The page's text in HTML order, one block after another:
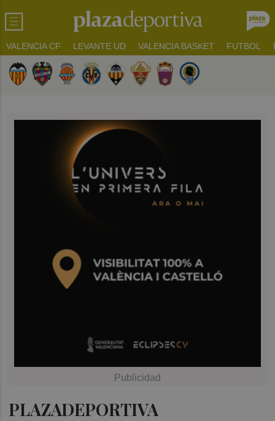
VALENCIA CF LEVANTE UD VALENCIA BASKET FUTBOL
PLAZADEPORTIVA